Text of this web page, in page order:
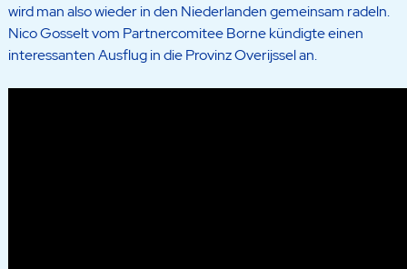
wird man also wieder in den Niederlanden gemeinsam radeln.
Nico Gosselt vom Partnercomitee Borne kündigte einen
interessanten Ausflug in die Provinz Overijssel an.